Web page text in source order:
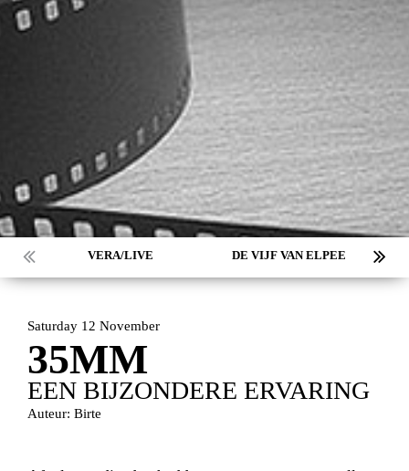
VERA/LIVE DE VIJF VAN ELPEE
Saturday 12 November
35MM
EEN BIJZONDERE ERVARING
Auteur: Birte